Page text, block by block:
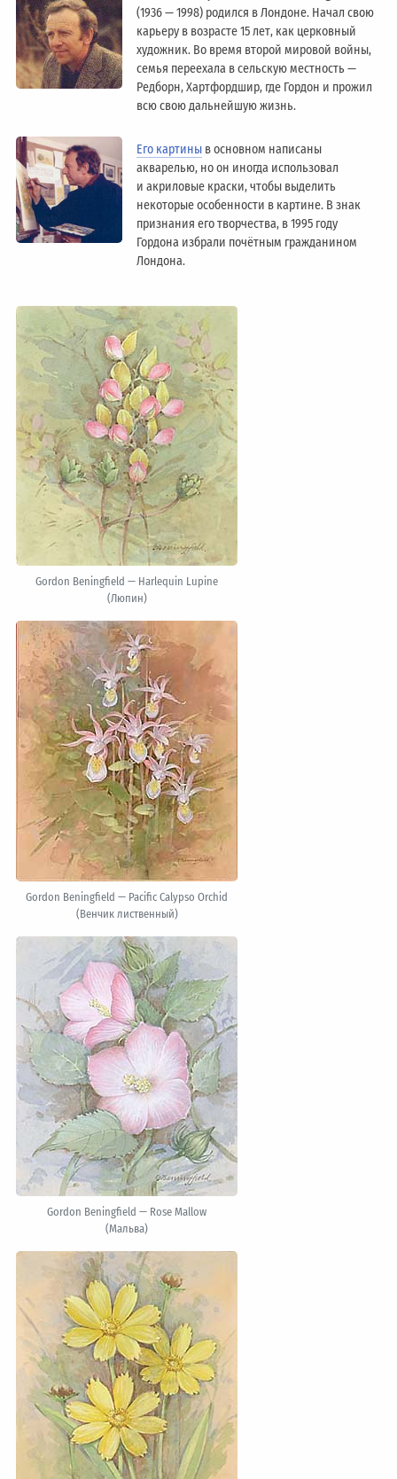
(1936 — 1998) родился в Лондоне. Начал свою
карьеру в возрасте 15 лет, как церковный
художник. Во время второй мировой войны,
семья переехала в сельскую местность —
Редборн, Хартфордшир, где Гордон и прожил
всю свою дальнейшую жизнь.
Его картины в основном написаны
акварелью, но он иногда использовал
и акриловые краски, чтобы выделить
некоторые особенности в картине. В знак
признания его творчества, в 1995 году
Гордона избрали почётным гражданином
Лондонa.
Gordon Beningfield — Harlequin Lupine
(Люпин)
Gordon Beningfield — Pacific Calypso Orchid
(Венчик лиственный)
Gordon Beningfield — Rose Mallow
(Мальва)